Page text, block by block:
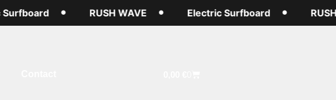
RUSH WAVE Electric Surfboard RUSH